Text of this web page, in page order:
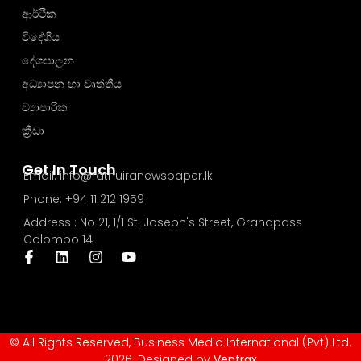
Get In Touch
Email: info@rathuiranewspaper.lk
Phone: +94 11 212 1959
Address : No 21, 1/1 St. Joseph's Street, Grandpass
Colombo 14
ආර්ථික
විදේශීය
දේශපාලන
අධ්‍යාපන හා වෘත්තීය
ව්‍යාපාරික
ක්‍රීඩා
© All Rights Reserved, Business Media International (Pvt) Ltd.